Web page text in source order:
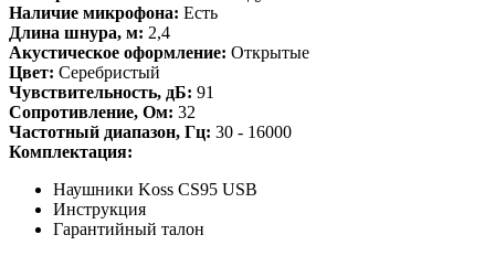
Наличие микрофона: Есть
Длина шнура, м: 2,4
Акустическое оформление: Открытые
Цвет: Серебристый
Чувствительность, дБ: 91
Сопротивление, Ом: 32
Частотный диапазон, Гц: 30 - 16000
Комплектация:
Наушники Koss CS95 USB
Инструкция
Гарантийный талон